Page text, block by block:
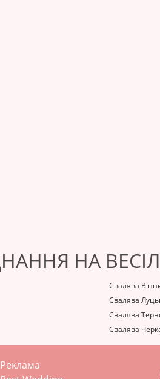
НА
Свалява
Свалява
Свалява
Свалява
Реклама